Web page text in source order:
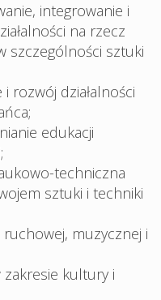
integrowanie i
na rzecz
szczególności sztuki
rozwój działalności
edukacji
techniczna
sztuki i techniki
muzycznej i
zakresie kultury i